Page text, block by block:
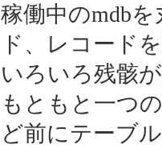
稼働中のmdb
ド、レコード
いろいろ残骸
もともと一つ
ど前にテーブ